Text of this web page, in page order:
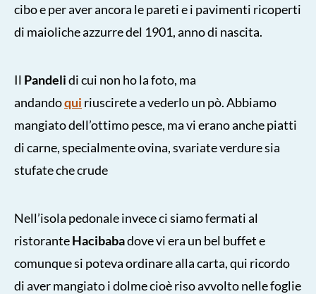
cibo e per aver ancora le pareti e i pavimenti ricoperti
di maioliche azzurre del 1901, anno di nascita.
Il Pandelidi cui non ho la foto, ma
andandoqui riuscirete a vederlo un pò. Abbiamo
mangiato dell’ottimo pesce, ma vi erano anche piatti
di carne, specialmente ovina, svariate verdure sia
stufate che crude
Nell’isola pedonale invece ci siamo fermati al
ristoranteHacibabadove vi era un bel buffet e
comunque si poteva ordinare alla carta, qui ricordo
di aver mangiato i dolme cioè riso avvolto nelle foglie